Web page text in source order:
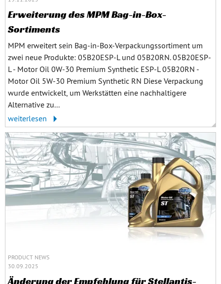
Erweiterung des MPM Bag-in-Box-
Sortiments
MPM erweitert sein Bag-in-Box-Verpackungssortiment um
zwei neue Produkte: 05B20ESP-L und 05B20RN. 05B20ESP-
L - Motor Oil 0W-30 Premium Synthetic ESP-L 05B20RN -
Motor Oil 5W-30 Premium Synthetic RN Diese Verpackung
wurde entwickelt, um Werkstätten eine nachhaltigere
Alternative zu...
weiterlesen
PRODUCT NEWS
30.09.2025
Änderung der Empfehlung für Stellantis-